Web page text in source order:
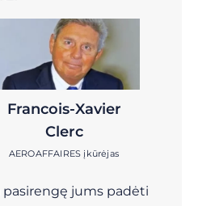
Francois-Xavier
Clerc
AEROAFFAIRES įkūrėjas
pasirengę jums padėti